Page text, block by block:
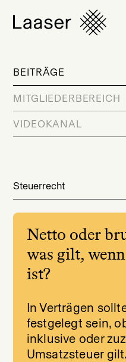
BEITRÄGE
MITGLIEDERBEREICH
VIDEOKANAL
Steuerrecht
Netto oder
was gilt,
ist?
In Verträgen
festgelegt sein,
inklusive oder
Umsatzsteuer gilt.